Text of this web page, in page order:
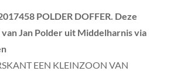
POLDER DOFFER. Deze
Jan Polder uit Middelharnis via
EEN KLEINZOON VAN